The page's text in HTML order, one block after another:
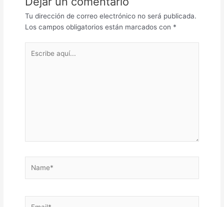
Tu dirección de correo electrónico no será publicada.
Los campos obligatorios están marcados con *
aquí...